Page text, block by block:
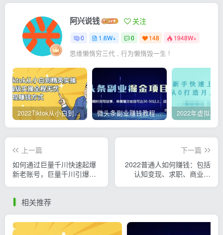
阿兴说钱 关注
0 1.6W+ 0 148 1948W+
思维懒惰穷三代 , 行为懒惰毁一生 !
2022Tiktok从小白到精英实操，0-1保姆级实操全程无忧，多种变现赚钱方式 微头条副业赚钱教程，项目单号单天做到50-100+收益
上一篇
如何通过巨量千川快速起爆
新老账号，巨量千川引爆直
下一篇
2022普通人如何赚钱：包括
认知变现、求职、商业变
相关推荐